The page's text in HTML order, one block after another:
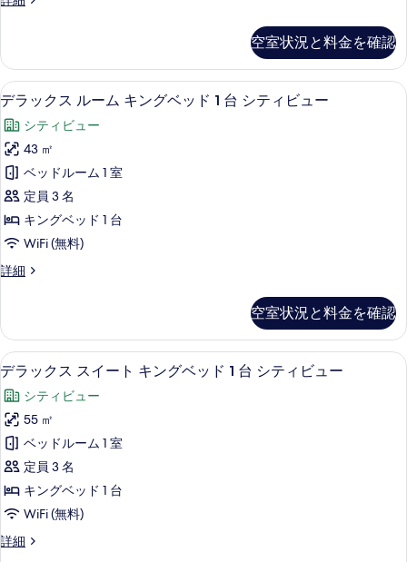
ダ
ル
ベ
ッ
ド
2
台
シ
テ
ィ
ビ
の
す
べ
て
の
写
真
を
表
示
ス
ル
ー
ダ
ブ
ル
ベ
ッ
ド
2
台
テ
ュ
ー
の
詳
細
空室状況と料金を確認
デ
ラ
ッ
ク
ス
ル
ー
ム
キ
グ
ベ
ッ
ド
1
台
シ
テ
ィ
ビ
エジプト綿のシーツ、高級寝具、ミ
9
デラックス ルーム キングベッド 1 台 シティビュー
シティビュー
43 ㎡
ベッドルーム 1 室
定員 3 名
キングベッド 1 台
WiFi (無料)
詳細
デ
ス
ル
ー
キ
ン
グ
ベ
ッ
ド
台
テ
空室状況と料金を確認
デ
ラ
ッ
ク
ス
ス
イ
ー
ト
デラックス スイート キングベッド 1
13
デラックス スイート キングベッド 1 台 シティビュー
シティビュー
55 ㎡
ベッドルーム 1 室
定員 3 名
キングベッド 1 台
WiFi (無料)
詳細
デ